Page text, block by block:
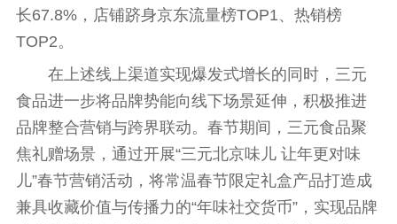
长67.8%，店铺跻身京东流量榜TOP1、热销榜
TOP2。
在上述线上渠道实现爆发式增长的同时，三元
食品进一步将品牌势能向线下场景延伸，积极推进
品牌整合营销与跨界联动。春节期间，三元食品聚
焦礼赠场景，通过开展“三元北京味儿 让年更对味
儿”春节营销活动，将常温春节限定礼盒产品打造成
兼具收藏价值与传播力的“年味社交货币”，实现品牌